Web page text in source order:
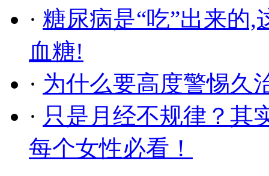
· 糖尿病是“吃”出来的
血糖!
· 为什么要高度警惕久
· 只是月经不规律？其
每个女性必看！